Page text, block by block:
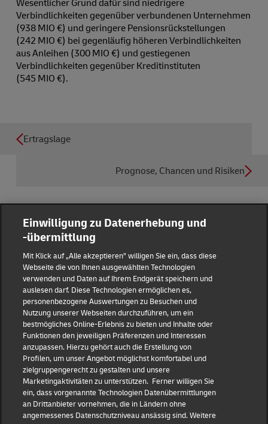
Verbindlichkeiten gegenüber verbundenen Unternehmen
(938 MIO €) und geringere Pensionsrückstellungen
(242 MIO €) bei gegenläufig höheren Verbindlichkeiten
aus Anleihen (300 MIO €) und gestiegenen
Verbindlichkeiten gegenüber Kreditinstituten
(545 MIO €).
Ertragslage
Prognose, Chancen und Risiken
Reporting Hub
Impressum
Datenschutz
Haftungsausschluss
Cookie-Einstellungen
IR Kontakt
Einwilligung zu Datenerhebung und
-übermittlung
Mit Klick auf „Alle akzeptieren” willigen Sie ein, dass diese
Webseite die von Ihnen ausgewählten Technologien
verwenden und Daten auf Ihrem Endgerät speichern und
auslesen darf. Diese Technologien ermöglichen es,
personenbezogene Auswertungen zu Besuchen und
Nutzung unserer Webseiten durchzuführen, um ein
bestmögliches Online-Erlebnis zu bieten und Inhalte oder
Funktionen den jeweiligen Präferenzen und Interessen
anzupassen. Hierzu gehört auch die Erstellung von
Profilen, um unser Angebot möglichst komfortabel und
zielgruppengerecht zu gestalten und unsere
Marketingaktivitäten zu unterstützen. Ferner willigen Sie
ein, dass vorgenannte Technologien Datenübermittlungen
an Drittanbieter vornehmen, die in Ländern ohne
angemessenes Datenschutzniveau ansässig sind. Weitere